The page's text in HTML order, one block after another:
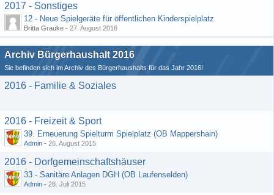
2017 - Sonstiges
12 - Neue Spielgeräte für öffentlichen Kinderspielplatz
Britta Grauke - 27. August 2016
Archiv Bürgerhaushalt 2016
Sie befinden sich im Archiv des Bürgerhaushalts für das Jahr 2016!
2016 - Familie & Soziales
2016 - Freizeit & Sport
39. Erneuerung Spielturm Spielplatz (OB Mappershain)
Admin - 26. August 2015
2016 - Dorfgemeinschaftshäuser
33 - Sanitäre Anlagen DGH (OB Laufenselden)
Admin - 28. Juli 2015